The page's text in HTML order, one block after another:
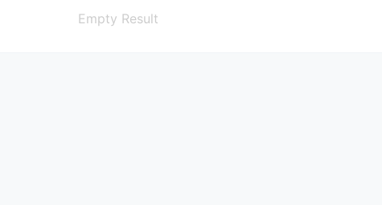
Empty Result